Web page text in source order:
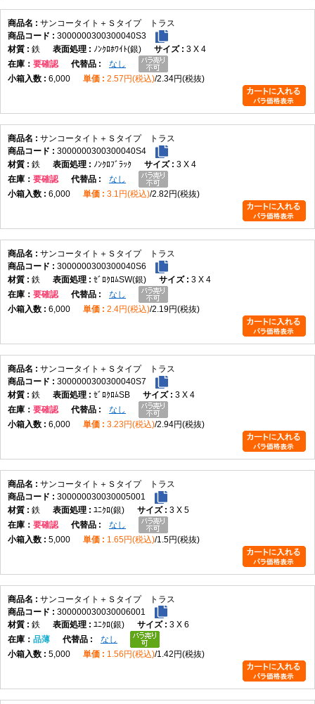
サンコータイト＋Ｓタイプ トラス
3000000300300040S3
鉄
ﾉﾝｸﾛﾎﾜｲﾄ(銀)
3 X 4
在庫
要確認
なし
6,000
2.57円(税込) 2.34円(税抜)
サンコータイト＋Ｓタイプ トラス
3000000300300040S4
鉄
ﾉﾝｸﾛﾌﾞﾗｯｸ
3 X 4
在庫
要確認
なし
6,000
3.1円(税込) 2.82円(税抜)
サンコータイト＋Ｓタイプ トラス
3000000300300040S6
鉄
ｾﾞﾛｸﾛﾑSW(銀)
3 X 4
在庫
要確認
なし
6,000
2.4円(税込) 2.19円(税抜)
サンコータイト＋Ｓタイプ トラス
3000000300300040S7
鉄
ｾﾞﾛｸﾛﾑSB
3 X 4
在庫
要確認
なし
6,000
3.23円(税込) 2.94円(税抜)
サンコータイト＋Ｓタイプ トラス
300000030030005001
鉄
ﾕﾆｸﾛ(銀)
3 X 5
在庫
要確認
なし
5,000
1.65円(税込) 1.5円(税抜)
サンコータイト＋Ｓタイプ トラス
300000030030006001
鉄
ﾕﾆｸﾛ(銀)
3 X 6
在庫
品薄
なし
5,000
1.56円(税込) 1.42円(税抜)